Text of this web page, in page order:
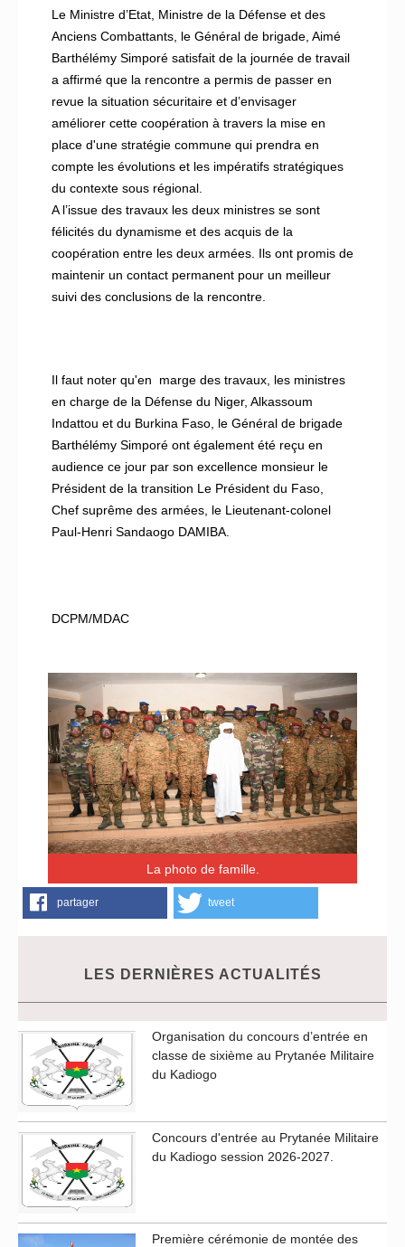
Le Ministre d’Etat, Ministre de la Défense et des
Anciens Combattants, le Général de brigade, Aimé
Barthélémy Simporé satisfait de la journée de travail
a affirmé que la rencontre a permis de passer en
revue la situation sécuritaire et d’envisager
améliorer cette coopération à travers la mise en
place d'une stratégie commune qui prendra en
compte les évolutions et les impératifs stratégiques
du contexte sous régional.
A l’issue des travaux les deux ministres se sont
félicités du dynamisme et des acquis de la
coopération entre les deux armées. Ils ont promis de
maintenir un contact permanent pour un meilleur
suivi des conclusions de la rencontre.
La photo de famille.
Il faut noter qu'en marge des travaux, les ministres
en charge de la Défense du Niger, Alkassoum
Indattou et du Burkina Faso, le Général de brigade
Barthélémy Simporé ont également été reçu en
audience ce jour par son excellence monsieur le
Président de la transition Le Président du Faso,
Chef suprême des armées, le Lieutenant-colonel
Paul-Henri Sandaogo DAMIBA.
DCPM/MDAC
partager tweet
LES DERNIÈRES ACTUALITÉS
Organisation du concours d’entrée en
classe de sixième au Prytanée Militaire
du Kadiogo
Concours d'entrée au Prytanée Militaire
du Kadiogo session 2026-2027.
Première cérémonie de montée des